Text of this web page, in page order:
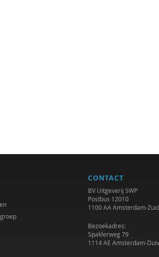
CONTACT
BV Uitgeverij SWP
Postbus 12010
1100 AA Amsterdam-
Bezoekadres:
Spaklerweg 79
1114 AE Amsterdam-